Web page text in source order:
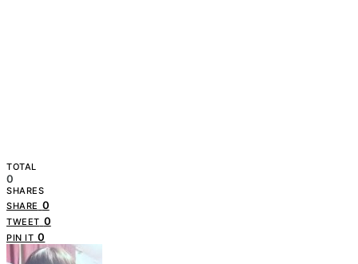
TOTAL
0
SHARES
SHARE 0
TWEET 0
PIN IT 0